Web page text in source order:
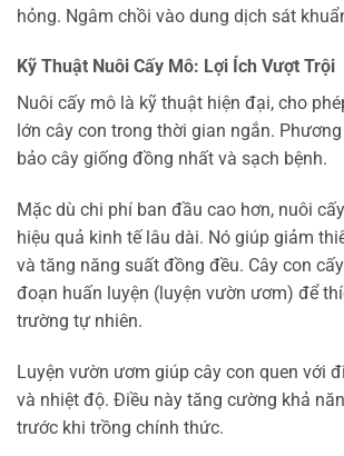
hỏng. Ngâm chồi vào dung dịch sát
Kỹ Thuật Nuôi Cấy Mô: Lợi Ích Vượt Trội
Nuôi cấy mô là kỹ thuật hiện đại, cho
lớn cây con trong thời gian ngắn.
bảo cây giống đồng nhất và sạch bệnh.
Mặc dù chi phí ban đầu cao hơn, nuôi
hiệu quả kinh tế lâu dài. Nó giúp giảm
và tăng năng suất đồng đều. Cây con
đoạn huấn luyện (luyện vườn ươm) để
trường tự nhiên.
Luyện vườn ươm giúp cây con quen với
và nhiệt độ. Điều này tăng cường khả
trước khi trồng chính thức.